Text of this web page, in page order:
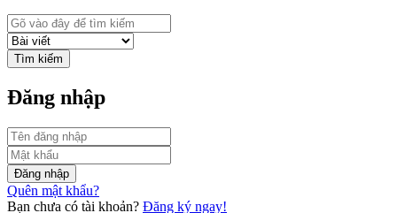
Tìm kiếm
Đăng nhập
Đăng nhập
Quên mật khẩu?
Bạn chưa có tài khoản? Đăng ký ngay!